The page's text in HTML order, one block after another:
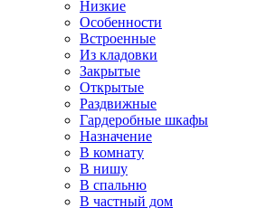
Низкие
Особенности
Встроенные
Из кладовки
Закрытые
Открытые
Раздвижные
Гардеробные шкафы
Назначение
В комнату
В нишу
В спальню
В частный дом